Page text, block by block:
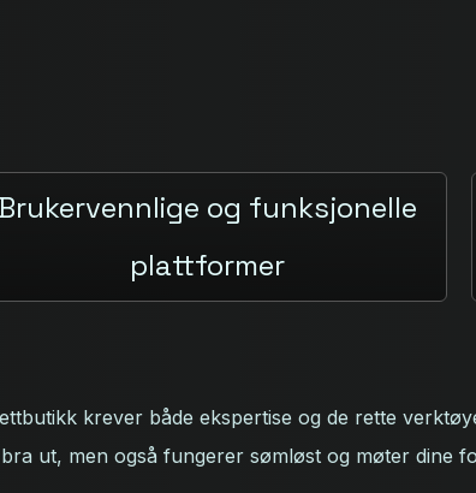
og funksjonelle
plattformer
krever både ekspertise og de rette
ut, men også fungerer sømløst og møter dine